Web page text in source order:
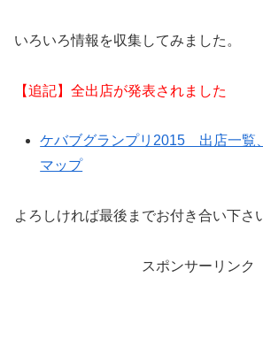
いろいろ情報を収集してみました。
【追記】全出店が発表されました
ケバブグランプリ2015 出店一覧
マップ
よろしければ最後までお付き合い下さ
スポンサーリンク